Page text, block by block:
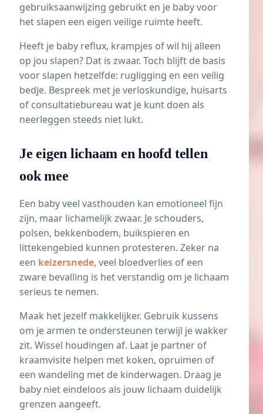
gebruiksaanwijzing gebruikt en je baby voor
het slapen een eigen veilige ruimte heeft.
Heeft je baby reflux, krampjes of wil hij alleen
op jou slapen? Dat is zwaar. Toch blijft de basis
voor slapen hetzelfde: rugligging en een veilig
bedje. Bespreek met je verloskundige, huisarts
of consultatiebureau wat je kunt doen als
neerleggen steeds niet lukt.
Je eigen lichaam en hoofd tellen
ook mee
Een baby veel vasthouden kan emotioneel fijn
zijn, maar lichamelijk zwaar. Je schouders,
polsen, bekkenbodem, buikspieren en
littekengebied kunnen protesteren. Zeker na
een keizersnede, veel bloedverlies of een
zware bevalling is het verstandig om je lichaam
serieus te nemen.
Maak het jezelf makkelijker. Gebruik kussens
om je armen te ondersteunen terwijl je wakker
zit. Wissel houdingen af. Laat je partner of
kraamvisite helpen met koken, opruimen of
een wandeling met de kinderwagen. Draag je
baby niet eindeloos als jouw lichaam duidelijk
grenzen aangeeft.